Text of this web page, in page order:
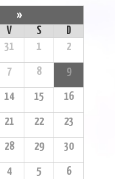
»
V S
D
31 1 2
7 8 9
14 15 16
21 22 23
28 29 30
4 5 6